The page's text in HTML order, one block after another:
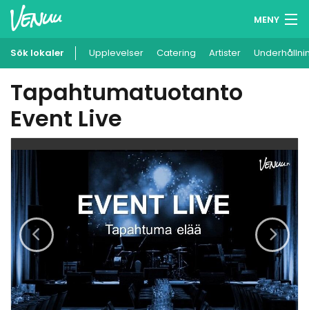
MENY
Minneslista
Logga in
Lägg till din lokal
Sök lokaler Upplevelser Catering Artister
Tapahtumatuotanto
Event Live